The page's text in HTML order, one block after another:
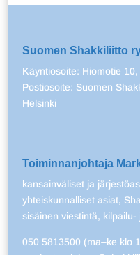
Suomen Shakkiliitto
Käyntiosoite: Hiomotie
Postiosoite: Suomen
Helsinki
Toiminnanjohtaja
kansainväliset ja
yhteiskunnalliset asiat,
sisäinen viestintä, kilpailu-
050 5813500 (ma–ke klo